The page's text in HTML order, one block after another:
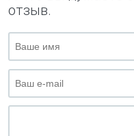
отзыв.